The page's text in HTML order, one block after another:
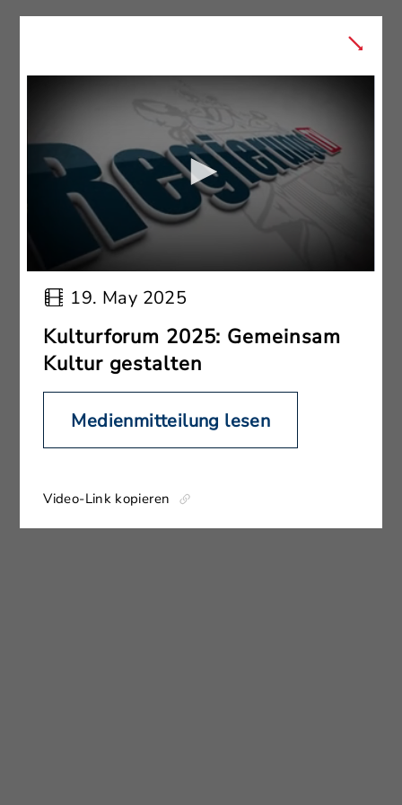
19. May 2025
Kulturforum 2025: Gemeinsam
Kultur gestalten
Medienmitteilung lesen
Video-Link kopieren